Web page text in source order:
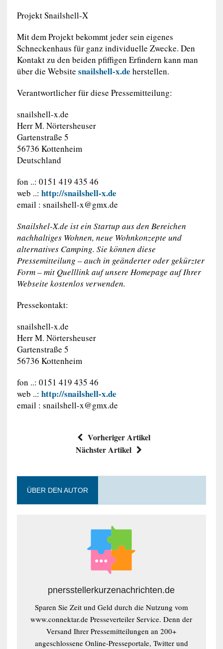
Projekt Snailshell-X
Mit dem Projekt bekommt jeder sein eigenes
Schneckenhaus für ganz individuelle Zwecke. Den
Kontakt zu den beiden pfiffigen Erfindern kann man
über die Website snailshell-x.de herstellen.
Verantwortlicher für diese Pressemitteilung:
snailshell-x.de
Herr M. Nörtersheuser
Gartenstraße 5
56736 Kottenheim
Deutschland
fon ..: 0151 419 435 46
web ..: http://snailshell-x.de
email : snailshell-x@gmx.de
Snailshel-X.de ist ein Startup aus den Bereichen
nachhaltiges Wohnen, neue Wohnkonzepte und
alternatives Camping. Sie können diese
Pressemitteilung – auch in geänderter oder gekürzter
Form – mit Quelllink auf unsere Homepage auf Ihrer
Webseite kostenlos verwenden.
Pressekontakt:
snailshell-x.de
Herr M. Nörtersheuser
Gartenstraße 5
56736 Kottenheim
fon ..: 0151 419 435 46
web ..: http://snailshell-x.de
email : snailshell-x@gmx.de
Vorheriger Artikel
Nächster Artikel
ÜBER DEN AUTOR
pnersstellerkurzenachrichten.de
Sparen Sie Zeit und Geld durch die Nutzung vom
www.connektar.de Presseverteiler Service. Denn der
Versand Ihrer Pressemitteilungen an 200+
angeschlossene Online-Presseportale, Twitter und